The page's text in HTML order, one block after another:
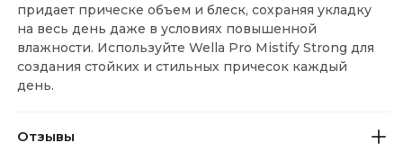
придает прическе объем и блеск, сохраняя укладку
на весь день даже в условиях повышенной
влажности. Используйте Wella Pro Mistify Strong для
создания стойких и стильных причесок каждый
день.
Отзывы